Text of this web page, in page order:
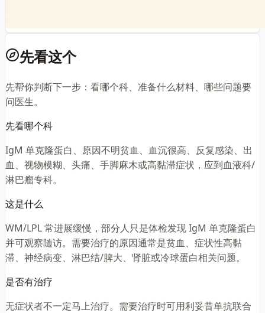
先看这个
先帮你判断下一步：看哪个科、准备什么材料、哪些问题要
问医生。
先看哪个科
IgM 单克隆蛋白、原因不明贫血、血沉很高、反复感染、出
血、视物模糊、头痛、手脚麻木或高黏滞症状，应到血液科/
淋巴瘤专科。
这是什么
WM/LPL 常进展缓慢，部分人只是体检发现 IgM 单克隆蛋白
并可观察随访。需要治疗的原因通常是贫血、症状性高黏
滞、神经病变、淋巴结/脾大、肾脏或冷球蛋白相关问题。
是否有治疗
无症状者不一定马上治疗。需要治疗时可用利妥昔单抗联合